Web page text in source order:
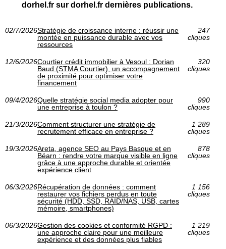
dorhel.fr sur dorhel.fr dernières publications.
02/7/2026Stratégie de croissance interne : réussir une
montée en puissance durable avec vos
ressources
247
cliques
12/6/2026Courtier crédit immobilier à Vesoul : Dorian
Baud (STMA Courtier), un accompagnement
de proximité pour optimiser votre
financement
320
cliques
09/4/2026Quelle stratégie social media adopter pour
une entreprise à toulon ?
990
cliques
21/3/2026Comment structurer une stratégie de
recrutement efficace en entreprise ?
1 289
cliques
19/3/2026Areta, agence SEO au Pays Basque et en
Béarn : rendre votre marque visible en ligne
grâce à une approche durable et orientée
expérience client
878
cliques
06/3/2026Récupération de données : comment
restaurer vos fichiers perdus en toute
sécurité (HDD, SSD, RAID/NAS, USB, cartes
mémoire, smartphones)
1 156
cliques
06/3/2026Gestion des cookies et conformité RGPD :
une approche claire pour une meilleure
expérience et des données plus fiables
1 219
cliques